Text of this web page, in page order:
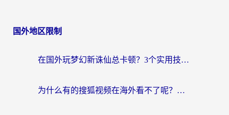
国外地区限制
在国外玩梦幻新诛仙总卡顿？3个实用技巧解决海外党痛点（附回国加速器选择指南）
为什么有的搜狐视频在海外看不了呢？留学生亲测有效的回国加速攻略